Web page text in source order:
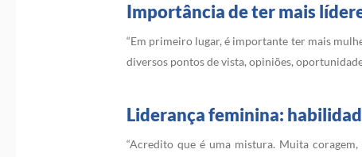
Importância de ter mais
“Em primeiro lugar, é importante ter mais
diversos pontos de vista, opiniões,
Liderança feminina:
“Acredito que é uma mistura. Muita